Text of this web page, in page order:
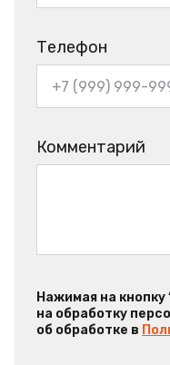
Телефон
Комментарий
Нажимая на кнопку
на обработку
об обработке в